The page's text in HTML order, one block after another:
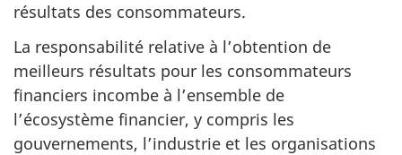
résultats des consommateurs.
La responsabilité relative à l’obtention de
meilleurs résultats pour les consommateurs
financiers incombe à l’ensemble de
l’écosystème financier, y compris les
gouvernements, l’industrie et les organisations